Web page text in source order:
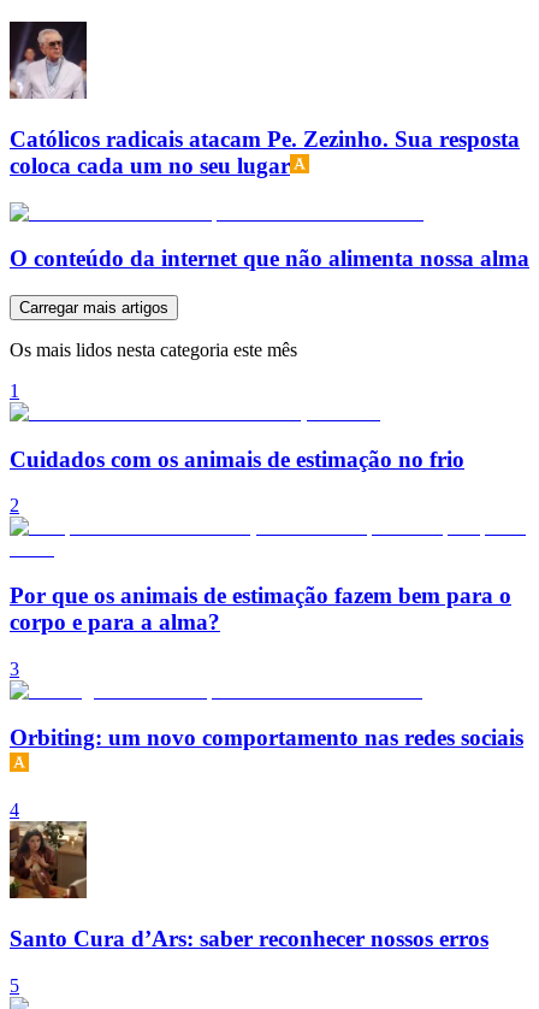
Católicos radicais atacam Pe. Zezinho. Sua resposta
coloca cada um no seu lugar
O conteúdo da internet que não alimenta nossa alma
Carregar mais artigos
Os mais lidos nesta categoria este mês
1
Cuidados com os animais de estimação no frio
2
Por que os animais de estimação fazem bem para o
corpo e para a alma?
3
Orbiting: um novo comportamento nas redes sociais
4
Santo Cura d’Ars: saber reconhecer nossos erros
5